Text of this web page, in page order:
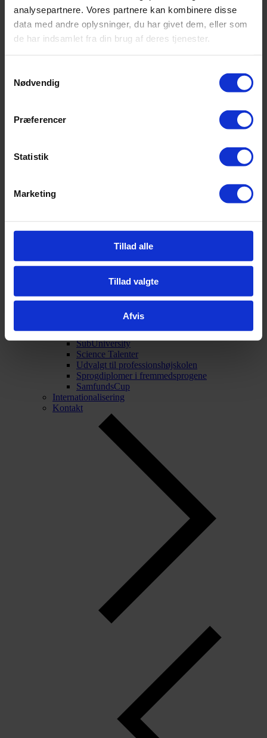
analysepartnere. Vores partnere kan kombinere disse
data med andre oplysninger, du har givet dem, eller som
de har indsamlet fra din brug af deres tjenester.
Nødvendig
Præferencer
Statistik
Marketing
Tillad alle
Tillad valgte
Afvis
TilbageTalentarbejde
Talentarbejde
Projekt Forskerspirer
Akademiet for Talentfulde Unge
SubUniversity
Science Talenter
Udvalgt til professionshøjskolen
Sprogdiplomer i fremmedsprogene
SamfundsCup
Internationalisering
Kontakt